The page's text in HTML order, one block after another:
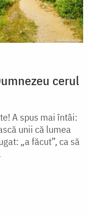
cerul
A spus mai întâi:
unii că lumea
„a făcut”, ca să